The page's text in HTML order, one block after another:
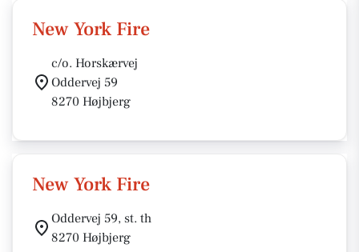
New York Fire
c/o. Horskærvej
Oddervej 59
8270 Højbjerg
New York Fire
Oddervej 59, st. th
8270 Højbjerg